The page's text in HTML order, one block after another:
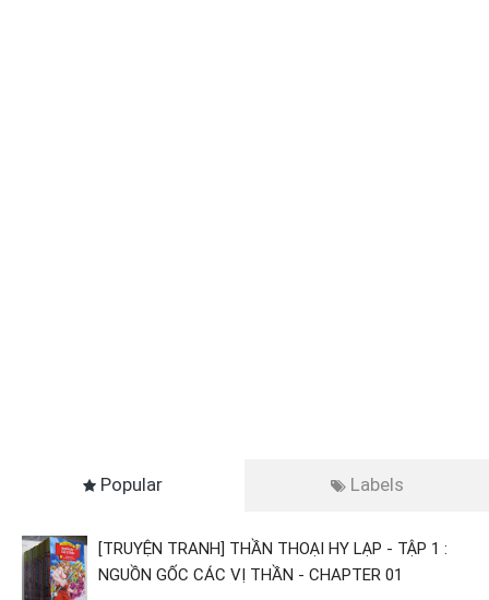
Popular Labels
[TRUYỆN TRANH] THẦN THOẠI HY LẠP - TẬP 1 :
NGUỒN GỐC CÁC VỊ THẦN - CHAPTER 01